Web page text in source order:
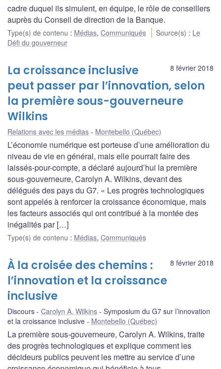
cadre duquel ils simulent, en équipe, le rôle de conseillers
auprès du Conseil de direction de la Banque.
Type(s) de contenu : Médias, Communiqués Source(s) : Le
Défi du gouverneur
8 février 2018
La croissance inclusive
peut passer par l’innovation, selon
la première sous-gouverneure
Wilkins
Relations avec les médias Montebello (Québec)
L’économie numérique est porteuse d’une amélioration du
niveau de vie en général, mais elle pourrait faire des
laissés-pour-compte, a déclaré aujourd’hui la première
sous-gouverneure, Carolyn A. Wilkins, devant des
délégués des pays du G7. « Les progrès technologiques
sont appelés à renforcer la croissance économique, mais
les facteurs associés qui ont contribué à la montée des
inégalités par […]
Type(s) de contenu : Médias, Communiqués
8 février 2018
À la croisée des chemins :
l’innovation et la croissance
inclusive
Discours Carolyn A. Wilkins
Symposium du G7 sur l’innovation
et la croissance inclusive
Montebello (Québec)
La première sous-gouverneure, Carolyn A. Wilkins, traite
des progrès technologiques et explique comment les
décideurs publics peuvent les mettre au service d’une